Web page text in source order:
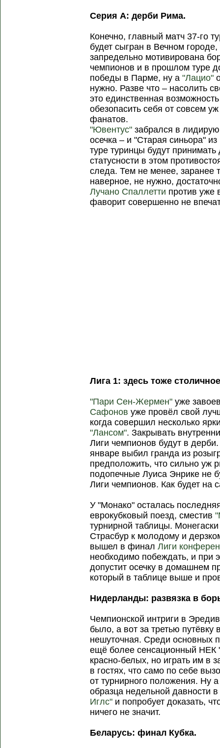
Серия А: дерби Рима.
Конечно, главный матч 37-го
будет сыгран в Вечном
запредельно мотивирована
чемпионов и в прошлом туре
победы в Парме, ну а"Лацио"
нужно. Разве что – насолить
это единственная
обезопасить себя от совсем
фанатов.
"Ювентус" забрался в
осечка – и "Старая синьора"
туре туринцы будут
статусности в этом
следа. Тем не менее, заранее
наверное, не нужно,
Лучано Спаллетти против
фаворит совершенно не
Лига 1: здесь тоже
"Пари Сен-Жермен" уже
Сафонов уже провёл свой
когда совершил несколько
"Лансом". Закрывать
Лиги чемпионов будут в
январе выбил гранда из
предположить, что сильно уж
подопечные Луиса Энрике не
Лиги чемпионов. Как будет на
У "Монако" осталась
еврокубковый поезд, сместив
турнирной таблицы.
Страсбур к молодому и
вышел в финалЛиги
необходимо побеждать, и при
допустит осечку в домашнем
который в таблице выше и
Нидерланды: развязка в
Чемпионской интриги в
было, а вот за третью путёвку
нешуточная. Среди основных
ещё более сенсационный НЕК
красно-белых, но играть им в
в гостях, что само по себе
от турнирного положения. Ну
образца недельной давности
Иглс" и попробует доказать,
ничего не значит.
Беларусь: финал Кубка.